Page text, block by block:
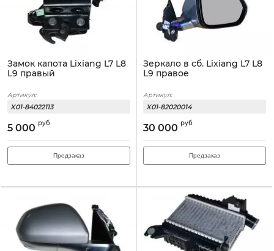
Замок капота Lixiang L7 L8
L9 правый
Артикул:
X01-84022113
5 000 руб
Предзаказ
Зеркало в сб. Lixiang L7 L8
L9 правое
Артикул:
X01-82020014
30 000 руб
Предзаказ